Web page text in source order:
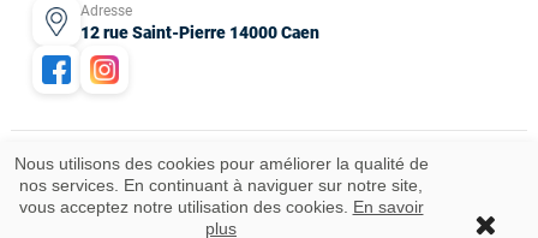
Adresse
12 rue Saint-Pierre 14000 Caen
Nous utilisons des cookies pour améliorer la qualité de
nos services. En continuant à naviguer sur notre site,
vous acceptez notre utilisation des cookies. En savoir
plus
Mentions légales CGV Données personnelles